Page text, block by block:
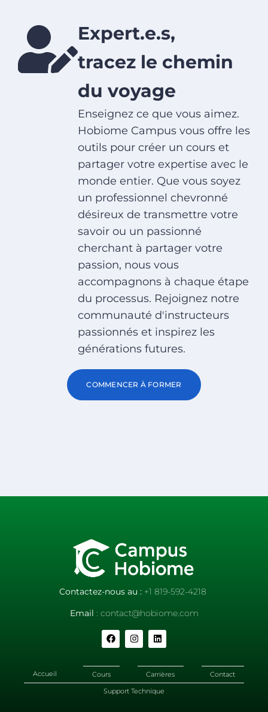
Expert.e.s,
tracez le chemin
du voyage
Enseignez ce que vous aimez.
Hobiome Campus vous offre les
outils pour créer un cours et
partager votre expertise avec le
monde entier. Que vous soyez
un professionnel chevronné
désireux de transmettre votre
savoir ou un passionné
cherchant à partager votre
passion, nous vous
accompagnons à chaque étape
du processus. Rejoignez notre
communauté d'instructeurs
passionnés et inspirez les
générations futures.
COMMENCER À FORMER
Contactez-nous au : +1 819-592-4218
Email : contact@hobiome.com
Accueil Cours Carrières
Contact
Support Technique